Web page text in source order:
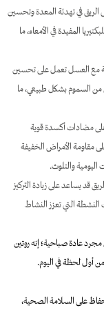
في تهدئة المعدة وتحسين
المفيدة في الأمعاء، ما
مع العسل تعمل على تحسين
من السموم بشكل طبيعي، ما
مضادات أكسدة قوية
مقاومة الأمراض الخفيفة
اليومية والتلوث.
قد يساعد على زيادة التركيز
النشطة التي تعزز النشاط
عادة صباحية؛ إنه روتين
أول لحظة في اليوم.
على السلامة الصحية،